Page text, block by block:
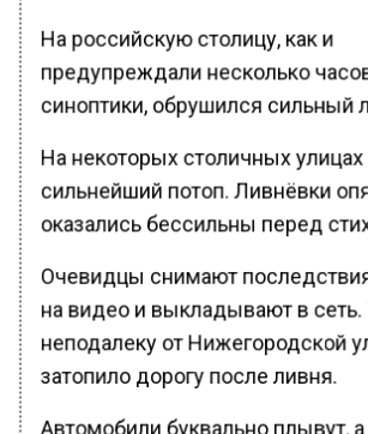
На российскую столицу, как и
синоптики, обрушился сильный
На некоторых столичных улицах
сильнейший потоп. Ливнёвки
оказались бессильны перед
Очевидцы снимают
на видео и выкладывают в сеть.
неподалеку от Нижегородской
затопило дорогу после ливня.
Автомобили буквально плывут,